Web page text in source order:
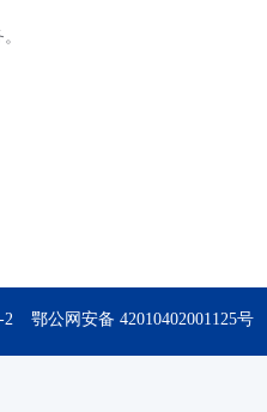
2 鄂公网安备 42010402001125号